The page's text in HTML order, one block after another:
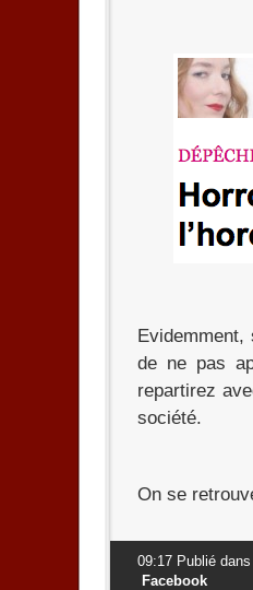
de ne pas
repartirez
société.
On se
09:17 Publié dans
Facebook